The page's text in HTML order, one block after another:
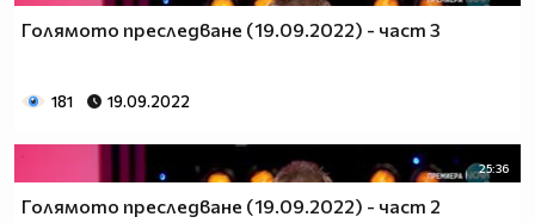
Голямото преследване (19.09.2022) - част 3
181 19.09.2022
25:36
Голямото преследване (19.09.2022) - част 2